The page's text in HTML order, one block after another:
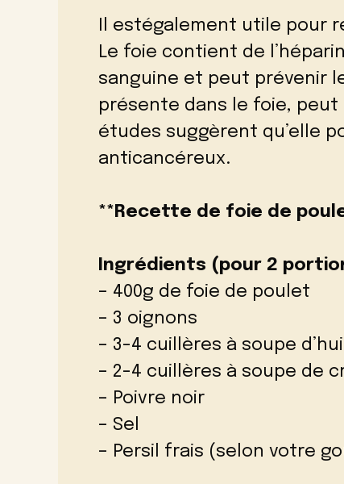
Il estégalement utile pour
Le foie contient de
sanguine et peut prévenir
présente dans le foie, peut
études suggèrent qu’elle
anticancéreux.
**Recette de foie de
Ingrédients (pour 2
– 400g de foie de poulet
– 3 oignons
– 3-4 cuillères à soupe
– 2-4 cuillères à soupe de
– Poivre noir
– Sel
– Persil frais (selon votre